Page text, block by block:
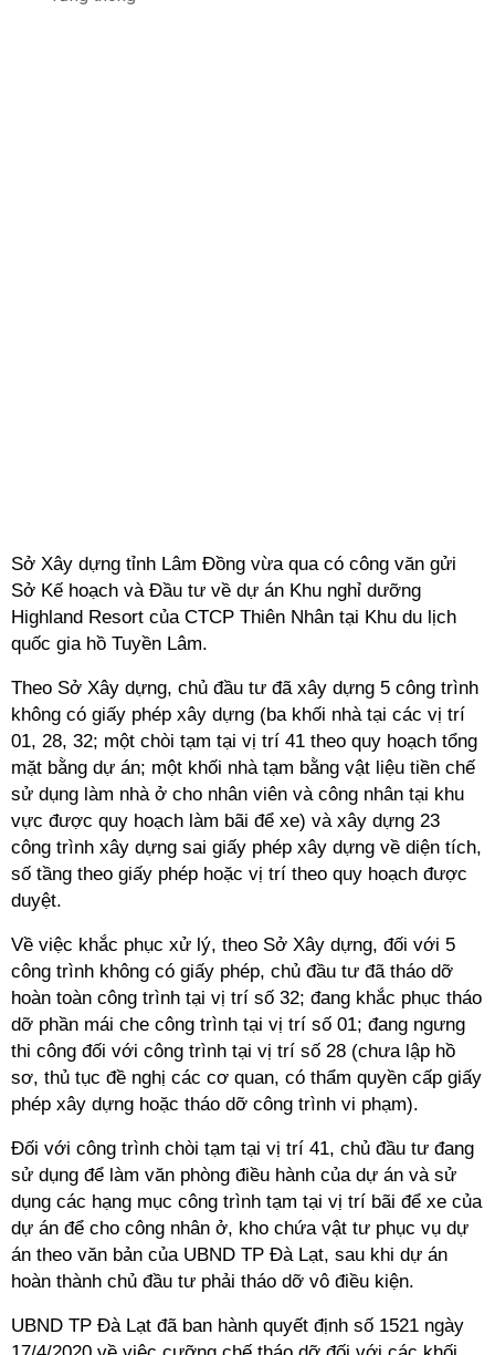
Sở Xây dựng tỉnh Lâm Đồng vừa qua có công văn gửi
Sở Kế hoạch và Đầu tư về dự án Khu nghỉ dưỡng
Highland Resort của CTCP Thiên Nhân tại Khu du lịch
quốc gia hồ Tuyền Lâm.
Theo Sở Xây dựng, chủ đầu tư đã xây dựng 5 công trình
không có giấy phép xây dựng (ba khối nhà tại các vị trí
01, 28, 32; một chòi tạm tại vị trí 41 theo quy hoạch tổng
mặt bằng dự án; một khối nhà tạm bằng vật liệu tiền chế
sử dụng làm nhà ở cho nhân viên và công nhân tại khu
vực được quy hoạch làm bãi để xe) và xây dựng 23
công trình xây dựng sai giấy phép xây dựng về diện tích,
số tầng theo giấy phép hoặc vị trí theo quy hoạch được
duyệt.
Về việc khắc phục xử lý, theo Sở Xây dựng, đối với 5
công trình không có giấy phép, chủ đầu tư đã tháo dỡ
hoàn toàn công trình tại vị trí số 32; đang khắc phục tháo
dỡ phần mái che công trình tại vị trí số 01; đang ngưng
thi công đối với công trình tại vị trí số 28 (chưa lập hồ
sơ, thủ tục đề nghị các cơ quan, có thẩm quyền cấp giấy
phép xây dựng hoặc tháo dỡ công trình vi phạm).
Đối với công trình chòi tạm tại vị trí 41, chủ đầu tư đang
sử dụng để làm văn phòng điều hành của dự án và sử
dụng các hạng mục công trình tạm tại vị trí bãi để xe của
dự án để cho công nhân ở, kho chứa vật tư phục vụ dự
án theo văn bản của UBND TP Đà Lạt, sau khi dự án
hoàn thành chủ đầu tư phải tháo dỡ vô điều kiện.
UBND TP Đà Lạt đã ban hành quyết định số 1521 ngày